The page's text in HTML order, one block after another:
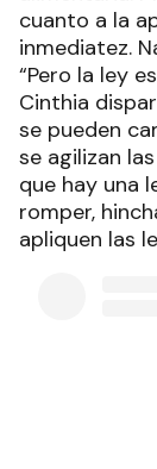
cuanto a la
inmediatez.
“Pero la ley
Cinthia
se pueden
se agilizan
que hay una
romper,
apliquen las